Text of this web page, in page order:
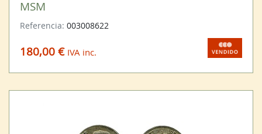
MSM
Referencia: 003008622
180,00 € IVA inc.